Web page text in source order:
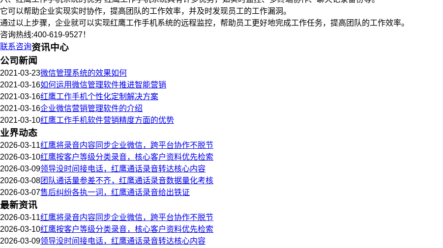
它可以帮助企业实现实时协作，提高团队的工作效率，并及时发现员工的工作漏洞。
通过以上步骤，企业就可以实现红鹰工作手机系统的远程监控，帮助员工更好地完成工作任务，提高团队的工作效率。
咨询热线:400-619-9527！
联系咨询资讯中心
公司新闻
2021-03-23微信管理系统的效果如何
2021-03-16如何运用微信管理软件推进智能营销
2021-03-16红鹰工作手机个性化定制解决方案
2021-03-16企业微信营销管理软件的介绍
2021-03-10红鹰工作手机软件营销精度方面的优势
业界动态
2026-03-11红鹰将录音内容同步企业微信，跨平台协作不脱节
2026-03-10红鹰按客户等级分类录音，核心客户资料优先检索
2026-03-09领导没时间接电话，红鹰通话录音转达核心内容
2026-03-08团队通话量参差不齐，红鹰通话录音数据量化考核
2026-03-07售后纠纷各执一词，红鹰通话录音给出铁证
最新资讯
2026-03-11红鹰将录音内容同步企业微信，跨平台协作不脱节
2026-03-10红鹰按客户等级分类录音，核心客户资料优先检索
2026-03-09领导没时间接电话，红鹰通话录音转达核心内容